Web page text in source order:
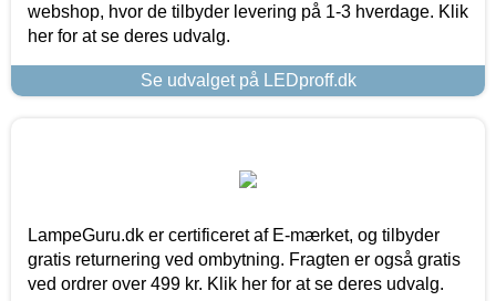
webshop, hvor de tilbyder levering på 1-3 hverdage. Klik
her for at se deres udvalg.
Se udvalget på LEDproff.dk
LampeGuru.dk er certificeret af E-mærket, og tilbyder
gratis returnering ved ombytning. Fragten er også gratis
ved ordrer over 499 kr. Klik her for at se deres udvalg.